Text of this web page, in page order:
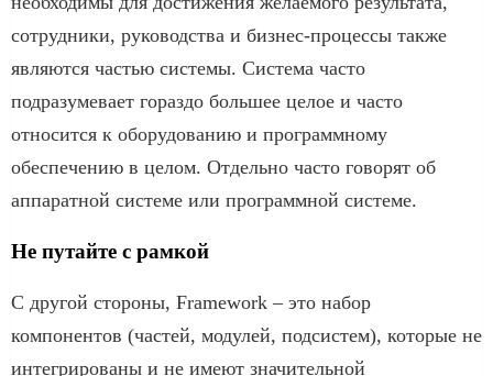
сотрудники, руководства и бизнес-процессы также
являются частью системы. Система часто
подразумевает гораздо большее целое и часто
относится к оборудованию и программному
обеспечению в целом. Отдельно часто говорят об
аппаратной системе или программной системе.
Не путайте с рамкой
С другой стороны, Framework – это набор
компонентов (частей, модулей, подсистем), которые не
интегрированы и не имеют значительной